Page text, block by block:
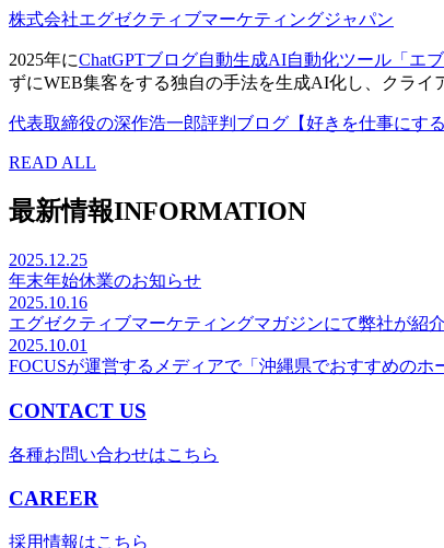
株式会社エグゼクティブマーケティングジャパン
2025年にChatGPTブログ自動生成AI自動化ツール「エ
ずにWEB集客をする独自の手法を生成AI化し、クライ
代表取締役の深作浩一郎評判ブログ【好きを仕事にする
READ ALL
最新情報INFORMATION
2025.12.25
年末年始休業のお知らせ
2025.10.16
エグゼクティブマーケティングマガジンにて弊社が紹
2025.10.01
FOCUSが運営するメディアで「沖縄県でおすすめの
CONTACT US
各種お問い合わせはこちら
CAREER
採用情報はこちら